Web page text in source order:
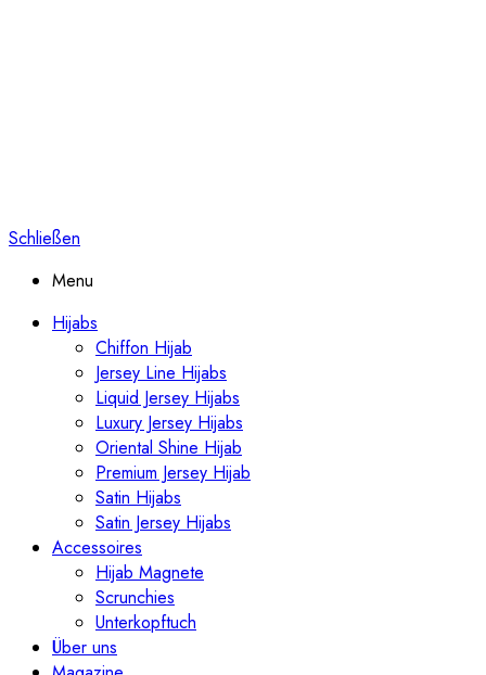
Schließen
Menu
Hijabs
Chiffon Hijab
Jersey Line Hijabs
Liquid Jersey Hijabs
Luxury Jersey Hijabs
Oriental Shine Hijab
Premium Jersey Hijab
Satin Hijabs
Satin Jersey Hijabs
Accessoires
Hijab Magnete
Scrunchies
Unterkopftuch
Über uns